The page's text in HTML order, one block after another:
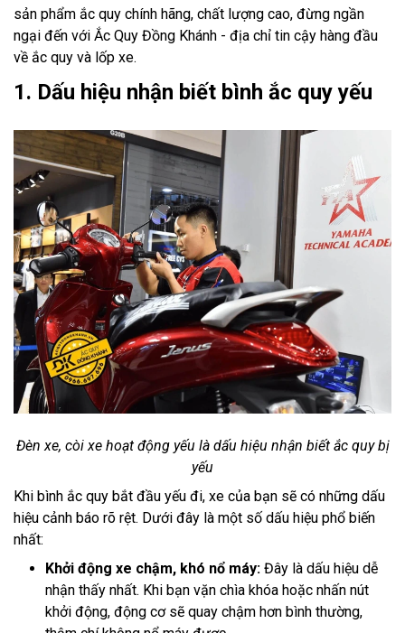
sản phẩm ắc quy chính hãng, chất lượng cao, đừng ngần
ngại đến với Ắc Quy Đồng Khánh - địa chỉ tin cậy hàng đầu
về ắc quy và lốp xe.
1. Dấu hiệu nhận biết bình ắc quy yếu
Đèn xe, còi xe hoạt động yếu là dấu hiệu nhận biết ắc quy bị
yếu
Khi bình ắc quy bắt đầu yếu đi, xe của bạn sẽ có những dấu
hiệu cảnh báo rõ rệt. Dưới đây là một số dấu hiệu phổ biến
nhất:
Khởi động xe chậm, khó nổ máy: Đây là dấu hiệu dễ
nhận thấy nhất. Khi bạn vặn chìa khóa hoặc nhấn nút
khởi động, động cơ sẽ quay chậm hơn bình thường,